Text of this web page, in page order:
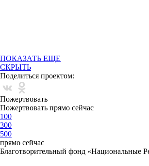
ПОКАЗАТЬ ЕЩЕ
СКРЫТЬ
Поделиться проектом:
Пожертвовать
Пожертвовать прямо сейчас
100
300
500
прямо сейчас
Благотворительный фонд «Национальные